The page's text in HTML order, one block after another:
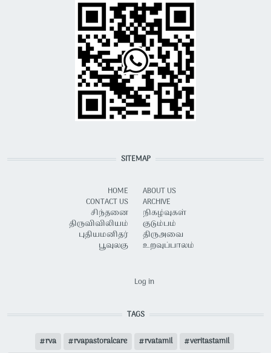
SITEMAP
HOME
CONTACT US
சிந்தனை
திருவிவிலியம்
புதியமனிதர்
பூவுலகு
ABOUT US
ARCHIVE
நிகழ்வுகள்
குடும்பம்
திருஅவை
உறவுப்பாலம்
Log in
TAGS
rva rvapastoralcare rvatamil
veritastamil